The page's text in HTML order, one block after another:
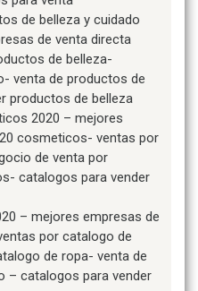
de belleza y cuidado
de venta directa
de belleza-
venta de productos de
productos de belleza
2020 – mejores
cosmeticos- ventas por
de venta por
catalogos para vender
– mejores empresas de
por catalogo de
de ropa- venta de
– catalogos para vender